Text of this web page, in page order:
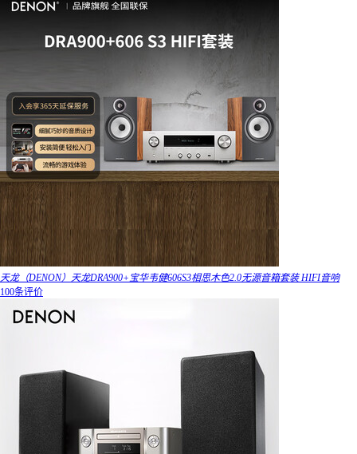
天龙（DENON）天龙DRA900+宝华韦健606S3相思木色2.0无源音箱套装 HIFI音响
100条评价